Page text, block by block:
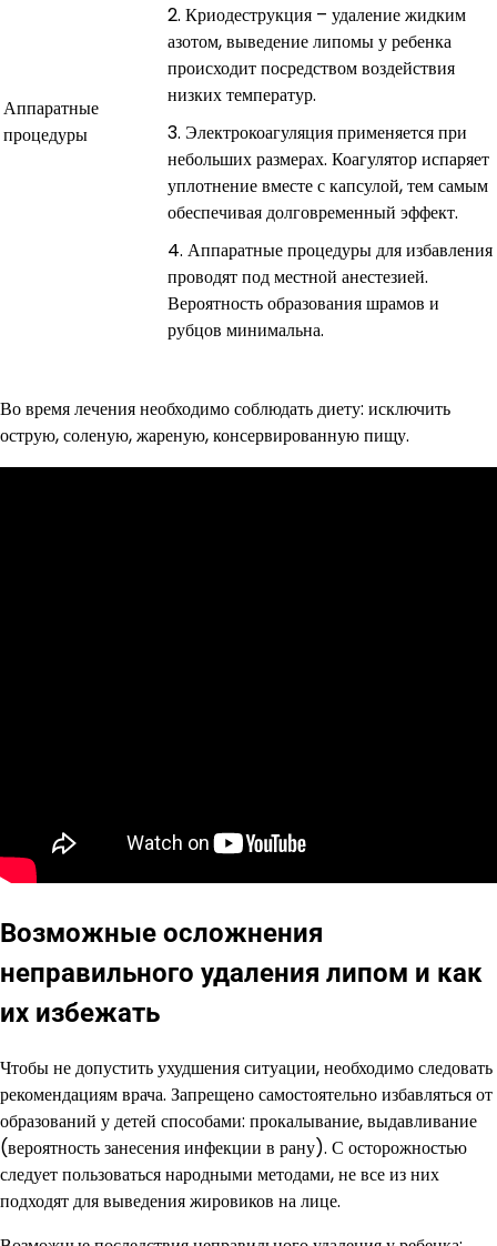
Аппаратные
процедуры
Криодеструкция – удаление жидким
азотом, выведение липомы у ребенка
происходит посредством воздействия
низких температур.
Электрокоагуляция применяется при
небольших размерах. Коагулятор испаряет
уплотнение вместе с капсулой, тем самым
обеспечивая долговременный эффект.
Аппаратные процедуры для избавления
проводят под местной анестезией.
Вероятность образования шрамов и
рубцов минимальна.
Во время лечения необходимо соблюдать диету: исключить
острую, соленую, жареную, консервированную пищу.
Возможные осложнения
неправильного удаления липом и как
их избежать
Чтобы не допустить ухудшения ситуации, необходимо следовать
рекомендациям врача. Запрещено самостоятельно избавляться от
образований у детей способами: прокалывание, выдавливание
(вероятность занесения инфекции в рану). С осторожностью
следует пользоваться народными методами, не все из них
подходят для выведения жировиков на лице.